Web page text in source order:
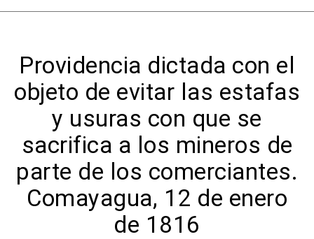
Providencia dictada con el
objeto de evitar las estafas
y usuras con que se
sacrifica a los mineros de
parte de los comerciantes.
Comayagua, 12 de enero
de 1816